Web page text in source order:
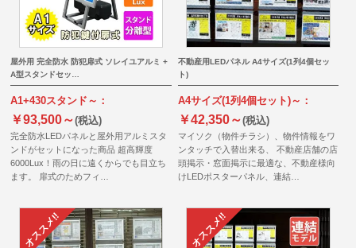
屋外用 完全防水 防犯扉式 ソレイユアルミ +
A型スタンドセッ…
A1+430スタンド～：
￥93,500～(税込)
完全防水LEDパネルと屋外用アルミスタ
ンドがセットになった商品 超高輝度
6000Lux！雨の日に遠くからでも目立ち
ます。 扉式のためフィ…
不動産用LEDパネル A4サイズ(1列4個セッ
ト)
A4サイズ(1列4個セット)～：
￥42,350～(税込)
マイソク（物件チラシ）、物件情報をワ
ンタッチで入替出来る、 不動産店舗の店
頭掲示・窓面掲示に最適な、不動産様向
けLEDポスターパネル、連結…